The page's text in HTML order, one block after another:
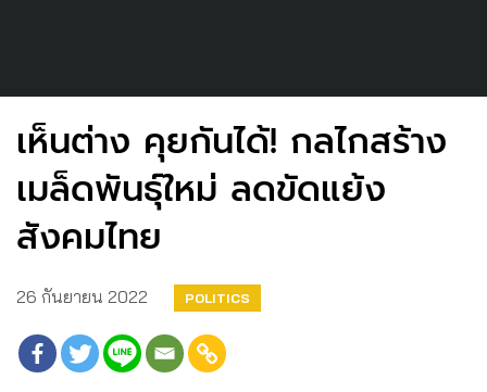
เห็นต่าง คุยกันได้! กลไกสร้าง
เมล็ดพันธุ์ใหม่ ลดขัดแย้ง
สังคมไทย
26 กันยายน 2022 POLITICS